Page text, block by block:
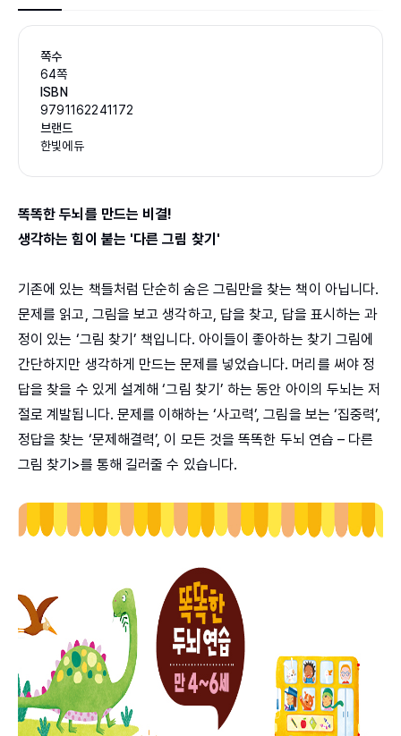
쪽수
64쪽
ISBN
9791162241172
브랜드
한빛에듀
똑똑한 두뇌를 만드는 비결!
생각하는 힘이 붙는 '다른 그림 찾기'
기존에 있는 책들처럼 단순히 숨은 그림만을 찾는 책이 아닙니다.
문제를 읽고, 그림을 보고 생각하고, 답을 찾고, 답을 표시하는 과
정이 있는 ‘그림 찾기’ 책입니다. 아이들이 좋아하는 찾기 그림에
간단하지만 생각하게 만드는 문제를 넣었습니다. 머리를 써야 정
답을 찾을 수 있게 설계해 ‘그림 찾기’ 하는 동안 아이의 두뇌는 저
절로 계발됩니다. 문제를 이해하는 ‘사고력’, 그림을 보는 ‘집중력’,
정답을 찾는 ‘문제해결력’, 이 모든 것을 똑똑한 두뇌 연습 – 다른
그림 찾기>를 통해 길러줄 수 있습니다.